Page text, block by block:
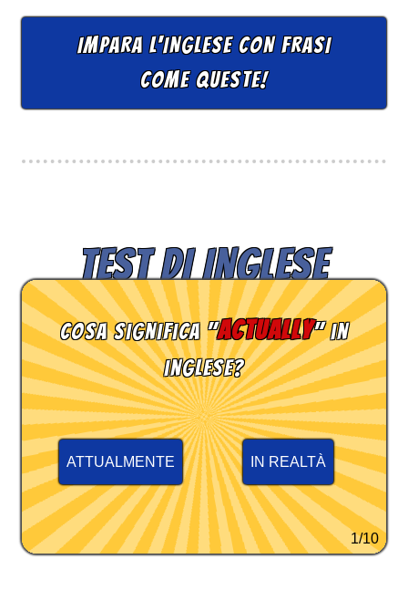
IMPARA L'INGLESE CON FRASI
COME QUESTE!
TEST DI INGLESE
Cosa significa "actually" in
inglese?
ATTUALMENTE IN REALTÀ
1/10